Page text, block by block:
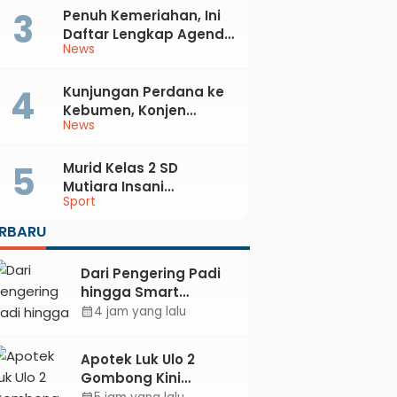
News
Penuh Kemeriahan, Ini
Daftar Lengkap Agenda
Peringatan HUT ke-81 RI
Kabupaten Kebumen
News
Kunjungan Perdana ke
Kebumen, Konjen
Australia Temui Bupati
Sport
Murid Kelas 2 SD
Mutiara Insani
Muhammadiyah
dan Perak di Kejurda
2026
Dari Pengering Padi
hingga Smart
Parking: Mahasiswa
calendar_month4 jam yang lalu
Apotek Luk Ulo 2
Gombong Kini